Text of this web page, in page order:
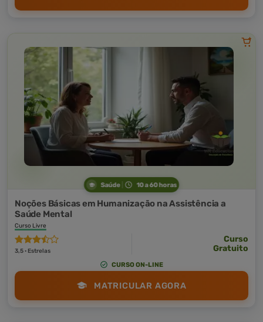
Saúde 10 a 60 horas
Noções Básicas em Humanização na Assistência a
Saúde Mental
Curso Livre
3,5 · Estrelas
Curso
Gratuito
CURSO ON-LINE
MATRICULAR AGORA